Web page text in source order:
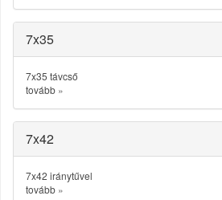
7x35
7x35 távcső
tovább »
7x42
7x42 iránytűvel
tovább »